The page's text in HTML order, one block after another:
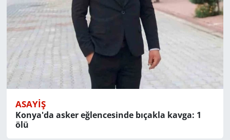
ASAYIŞ
Konya'da asker eğlencesinde bıçakla kavga: 1
ölü